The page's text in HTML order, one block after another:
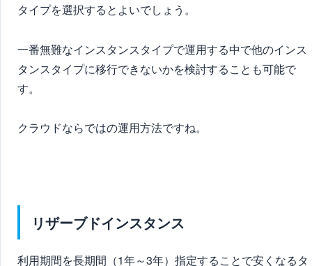
タイプを選択するとよいでしょう。
一番無難なインスタンスタイプで運用する中で他のインス
タンスタイプに移行できないかを検討することも可能で
す。
クラウドならではの運用方法ですね。
リザーブドインスタンス
利用期間を長期間（1年～3年）指定することで安くなるタ